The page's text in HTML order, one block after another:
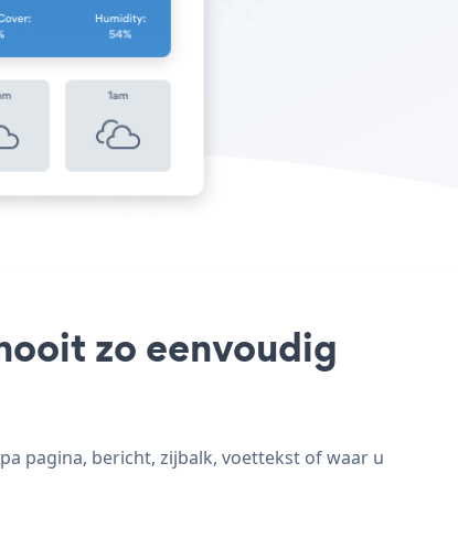
zo eenvoudig
pagina, bericht, zijbalk, voettekst of waar u